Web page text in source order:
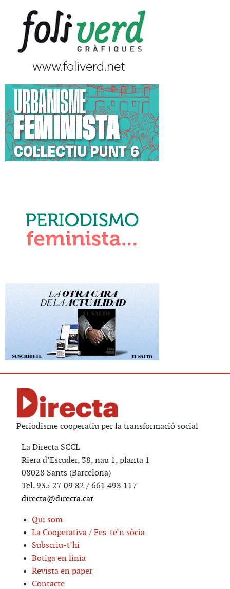
Periodisme cooperatiu per la transformació social
La Directa SCCL
Riera d’Escuder, 38, nau 1, planta 1
08028 Sants (Barcelona)
Tel. 935 27 09 82 / 661 493 117
directa@directa.cat
Qui som
La Cooperativa / Fes-te’n sòcia
Subscriu-t’hi
Botiga en línia
Revista en paper
Contacte